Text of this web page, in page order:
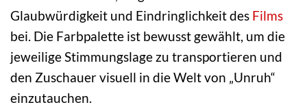
Glaubwürdigkeit und Eindringlichkeit des Films
bei. Die Farbpalette ist bewusst gewählt, um die
jeweilige Stimmungslage zu transportieren und
den Zuschauer visuell in die Welt von „Unruh“
einzutauchen.